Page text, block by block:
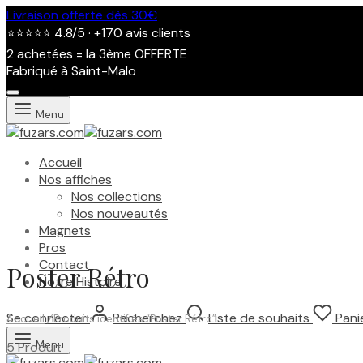
Livraison offerte dès 30€
⭐⭐⭐⭐⭐ 4.8/5 · +170 avis clients
2 achetées = la 3ème OFFERTE
Fabriqué à Saint-Malo
Menu
Accueil
Nos affiches
Nos collections
Nos nouveautés
Magnets
Pros
Contact
Notre Histoire
Se connecter Recherchez Liste de souhaits
Menu
Poster Rétro
Accueil/Produits identifiés “Poster Rétro”
5 Produit